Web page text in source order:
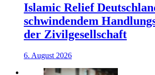
Islamic Relief
schwindendem
der Zivilgesellschaft
6. August 2026